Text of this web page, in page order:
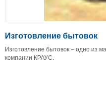
Изготовление бытовок
Изготовление бытовок – одно из
компании КРАУС.